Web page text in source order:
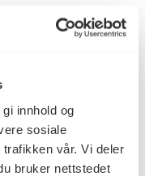
innhold og
sosiale
vår. Vi deler
bruker nettstedet